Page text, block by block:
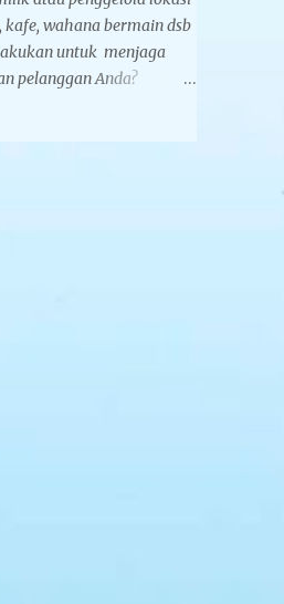
leher, yakni Yelvo dan
halus dan nyaman
leher koleksi Tegarcrafts
pencetakan logo yaitu
kafe, wahana bermain dsb
untuk menjaga
pelanggan Anda?